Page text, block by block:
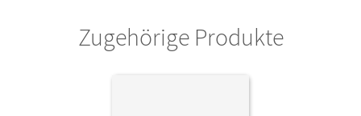
Zugehörige Produkte